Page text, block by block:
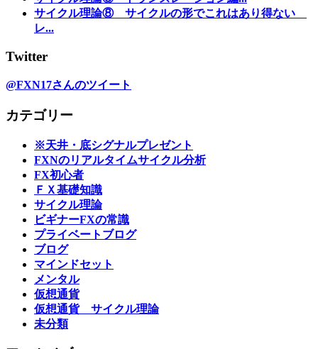
サイクル理論⑧ サイクルの形でこれはあり得ない
レ...
Twitter
@FXN17さんのツイート
カテゴリー
※天井・底シグナルプレゼント
FXNのリアルタイムサイクル分析
FX初心者
ＦＸ基礎知識
サイクル理論
ビギナーFXの常識
プライベートブログ
ブログ
マインドセット
メンタル
仮想通貨
仮想通貨 サイクル理論
未分類